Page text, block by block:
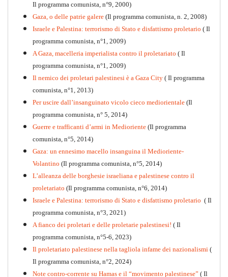
Per la difesa intransigente
Il programma comunista, n°9, 2000)
Gaza, o delle patrie galere (Il programma comunista, n. 2, 2008)
Israele e Palestina: terrorismo di Stato e disfattismo proletario ( Il
programma comunista, n°1, 2009)
A Gaza, macelleria imperialista contro il proletariato ( Il
programma comunista, n°1, 2009)
Il nemico dei proletari palestinesi è a Gaza City ( Il programma
comunista, n°1, 2013)
Per uscire dall’insanguinato vicolo cieco mediorientale (Il
programma comunista, n° 5, 2014)
Guerre e trafficanti d’armi in Medioriente (Il programma
comunista, n°5, 2014)
Gaza: un ennesimo macello insanguina il Medioriente-
Volantino (Il programma comunista, n°5, 2014)
L’alleanza delle borghesie israeliana e palestinese contro il
proletariato (Il programma comunista, n°6, 2014)
Israele e Palestina: terrorismo di Stato e disfattismo proletario ( Il
programma comunista, n°3, 2021)
A fianco dei proletari e delle proletarie palestinesi! ( Il
programma comunista, n°5-6, 2023)
Il proletariato palestinese nella tagliola infame dei nazionalismi (
Il programma comunista, n°2, 2024)
Note contro-corrente su Hamas e il “movimento palestinese” ( Il